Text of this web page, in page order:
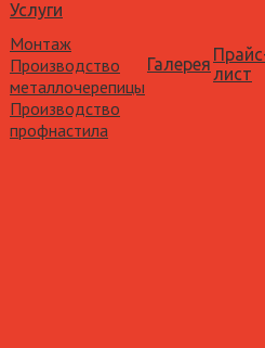
Услуги
Монтаж
Производство
металлочерепицы
Производство
профнастила
Галерея лист